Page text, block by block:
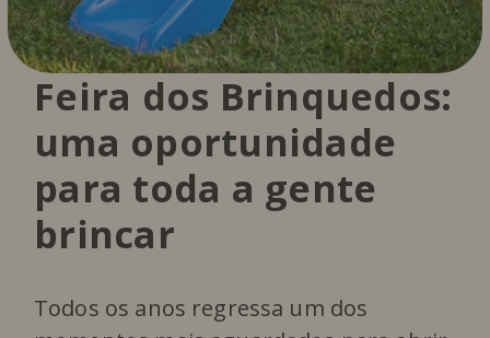
Feira dos Brinquedos:
uma oportunidade
para toda a gente
brincar
Todos os anos regressa um dos